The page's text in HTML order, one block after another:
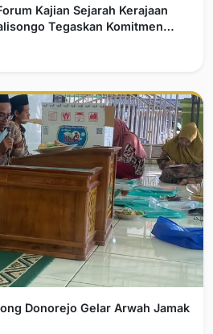
Kajian Sejarah Kerajaan
Tegaskan Komitmen
Donorejo Gelar Arwah Jamak